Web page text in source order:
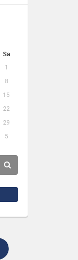
Sa
1
8
15
22
29
5